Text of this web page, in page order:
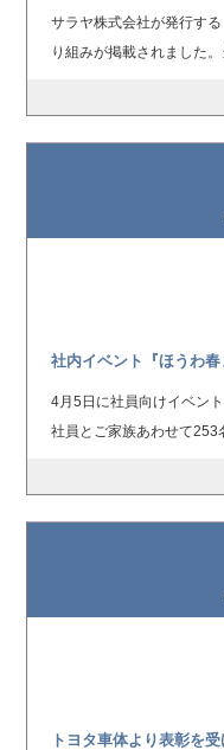
サラヤ株式会社が発行す
り組みが掲載されました。
社内イベント『ほうわ
4月5日に社員向けイベン
社員とご家族あわせて253
トヨタ車体より表彰を